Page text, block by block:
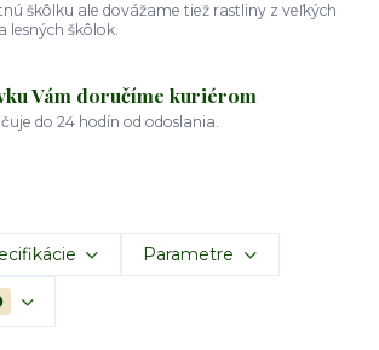
škôlku ale dovážame tiež rastliny z veľkých
lesných škôlok.
Vám doručíme kuriérom
do 24 hodín od odoslania.
Parametre